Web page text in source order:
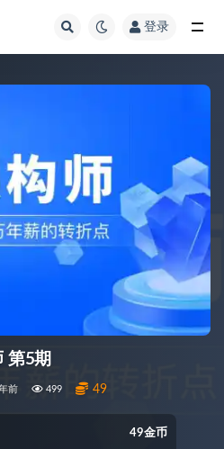
登录
第5期
前 499 49
49金币